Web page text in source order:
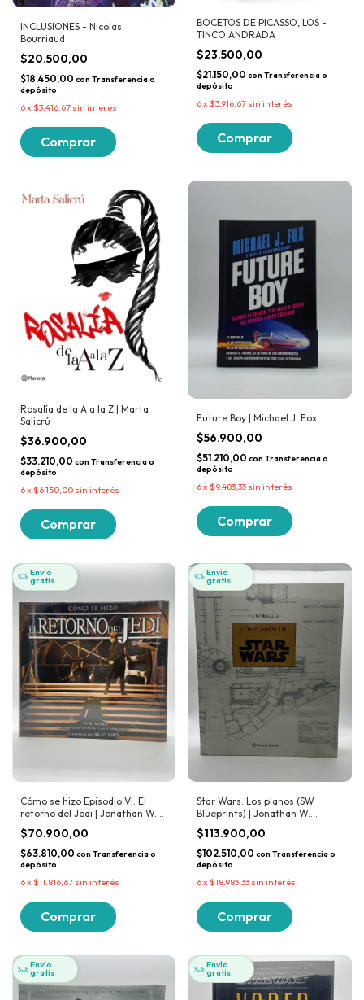
INCLUSIONES - Nicolas
Bourriaud
$20.500,00
$18.450,00 con Transferencia o
depósito
6x $3.416,67 sin interés
BOCETOS DE PICASSO, LOS -
TINCO ANDRADA
$23.500,00
$21.150,00 con Transferencia o
depósito
6x $3.916,67 sin interés
Rosalía de la A a la Z | Marta
Salicrú
$36.900,00
$33.210,00 con Transferencia o
depósito
6x $6.150,00 sin interés
Future Boy | Michael J. Fox
$56.900,00
$51.210,00 con Transferencia o
depósito
6x $9.483,33 sin interés
Envío
gratis
Cómo se hizo Episodio VI: El
retorno del Jedi | Jonathan W.
Rinzler
$70.900,00
$63.810,00 con Transferencia o
depósito
6x $11.816,67 sin interés
Envío
gratis
Star Wars. Los planos (SW
Blueprints) | Jonathan W.
Rinzler
$113.900,00
$102.510,00 con Transferencia o
depósito
6x $18.983,33 sin interés
Envío
gratis
Envío
gratis